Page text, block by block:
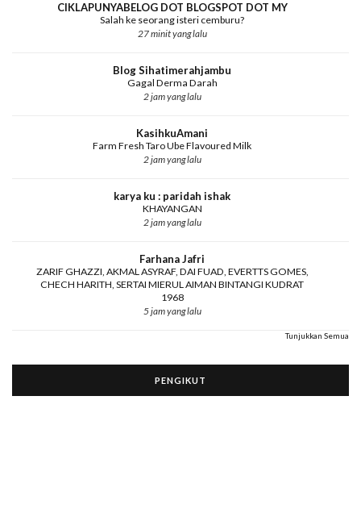
CIKLAPUNYABELOG DOT BLOGSPOT DOT MY
Salah ke seorang isteri cemburu?
27 minit yang lalu
Blog Sihatimerahjambu
Gagal Derma Darah
2 jam yang lalu
KasihkuAmani
Farm Fresh Taro Ube Flavoured Milk
2 jam yang lalu
karya ku : paridah ishak
KHAYANGAN
2 jam yang lalu
Farhana Jafri
ZARIF GHAZZI, AKMAL ASYRAF, DAI FUAD, EVERTTS GOMES,
CHECH HARITH, SERTAI MIERUL AIMAN BINTANGI KUDRAT
1968
5 jam yang lalu
Tunjukkan Semua
PENGIKUT